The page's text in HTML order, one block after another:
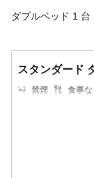
ダブルベッド 1 台
スタンダード
禁煙 食事な